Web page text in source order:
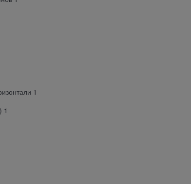
1
1